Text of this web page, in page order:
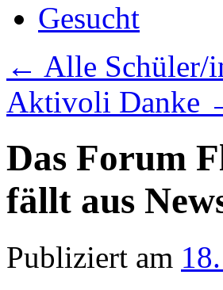
Gesucht
← Alle Schüler/
Aktivoli Danke
Das Forum
fällt aus
Publiziert am